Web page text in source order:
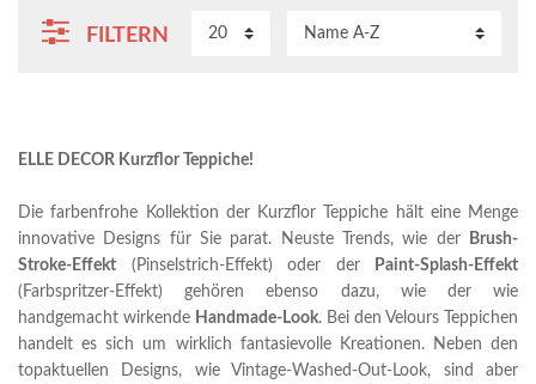
FILTERN
ELLE DECOR Kurzflor Teppiche!
Die farbenfrohe Kollektion der Kurzflor Teppiche hält eine Menge
innovative Designs für Sie parat. Neuste Trends, wie der
Brush-
Stroke-Effekt (Pinselstrich-Effekt) oder der
Paint-Splash-Effekt
(Farbspritzer-Effekt) gehören ebenso dazu, wie der wie
handgemacht wirkende Handmade-Look. Bei den Velours Teppichen
handelt es sich um wirklich fantasievolle Kreationen. Neben den
topaktuellen Designs, wie Vintage-Washed-Out-Look, sind aber